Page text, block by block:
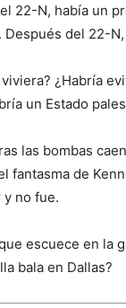
22-N, había un
del 22-
¿Habría
un Estado
las bombas
fantasma de
no fue.
escuece en la
bala en Dallas?